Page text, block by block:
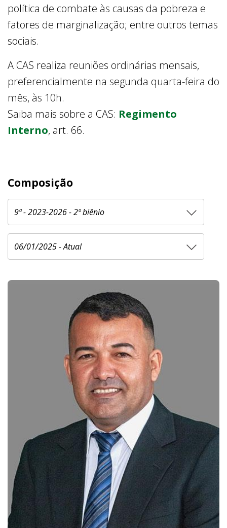
política de combate às causas da pobreza e
fatores de marginalização; entre outros temas
sociais.
A CAS realiza reuniões ordinárias mensais,
preferencialmente na segunda quarta-feira do
mês, às 10h.
Saiba mais sobre a CAS: Regimento
Interno, art. 66.
Composição